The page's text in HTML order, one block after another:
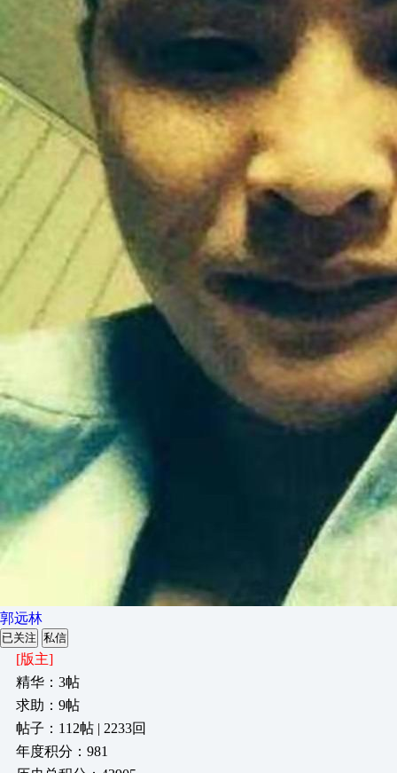
郭远林
已关注 私信
[版主]
精华：3帖
求助：9帖
帖子：112帖 | 2233回
年度积分：981